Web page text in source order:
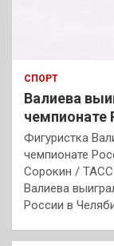
СПОРТ
Валиева
чемпионате
Фигуристка
чемпионате
Сорокин / ТАСС
Валиева
России в